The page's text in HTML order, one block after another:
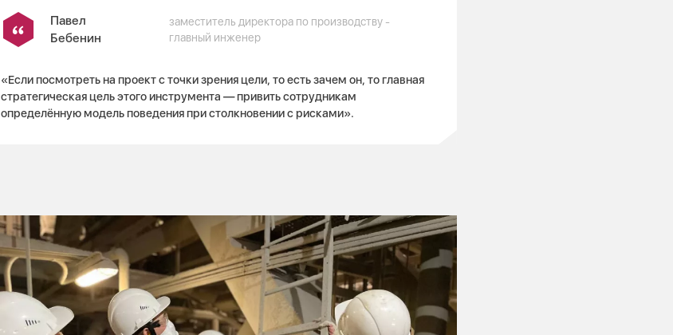
Павел
Бебенин
заместитель директора по производству -
главный инженер
«Если посмотреть на проект с точки зрения цели, то есть зачем он, то главная
стратегическая цель этого инструмента — привить сотрудникам
определённую модель поведения при столкновении с рисками».